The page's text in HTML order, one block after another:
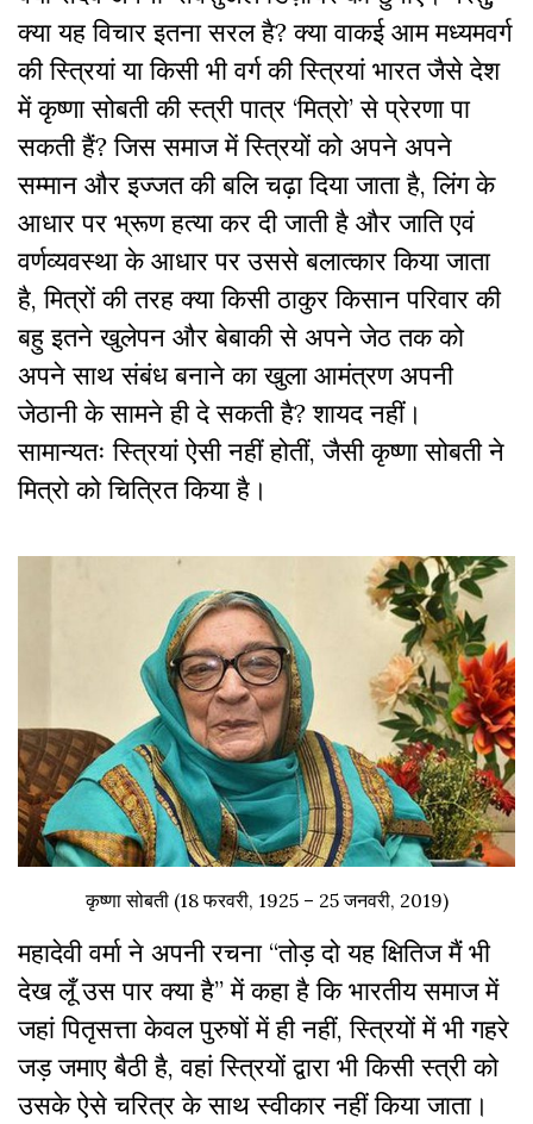
क्या यह विचार इतना सरल है? क्या वाकई आम मध्यमवर्ग
की स्त्रियां या किसी भी वर्ग की स्त्रियां भारत जैसे देश
में कृष्णा सोबती की स्त्री पात्र ‘मित्रो’ से प्रेरणा पा
सकती हैं? जिस समाज में स्त्रियों को अपने अपने
सम्मान और इज्जत की बलि चढ़ा दिया जाता है, लिंग के
आधार पर भ्रूण हत्या कर दी जाती है और जाति एवं
वर्णव्यवस्था के आधार पर उससे बलात्कार किया जाता
है, मित्रों की तरह क्या किसी ठाकुर किसान परिवार की
बहु इतने खुलेपन और बेबाकी से अपने जेठ तक को
अपने साथ संबंध बनाने का खुला आमंत्रण अपनी
जेठानी के सामने ही दे सकती है? शायद नहीं।
सामान्यतः स्त्रियां ऐसी नहीं होतीं, जैसी कृष्णा सोबती ने
मित्रो को चित्रित किया है।
कृष्णा सोबती (18 फरवरी, 1925 – 25 जनवरी, 2019)
महादेवी वर्मा ने अपनी रचना “तोड़ दो यह क्षितिज मैं भी
देख लूँ उस पार क्या है” में कहा है कि भारतीय समाज में
जहां पितृसत्ता केवल पुरुषों में ही नहीं, स्त्रियों में भी गहरे
जड़ जमाए बैठी है, वहां स्त्रियों द्वारा भी किसी स्त्री को
उसके ऐसे चरित्र के साथ स्वीकार नहीं किया जाता।